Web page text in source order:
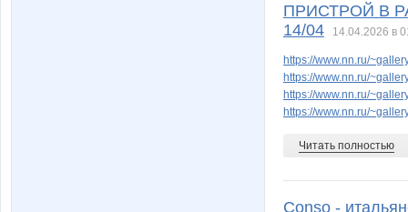
ПРИСТРОЙ В
14/04
14.04.2026 в
https://www.nn.ru/
https://www.nn.ru/
https://www.nn.ru/
https://www.nn.ru/
Читать полностью
Conso -